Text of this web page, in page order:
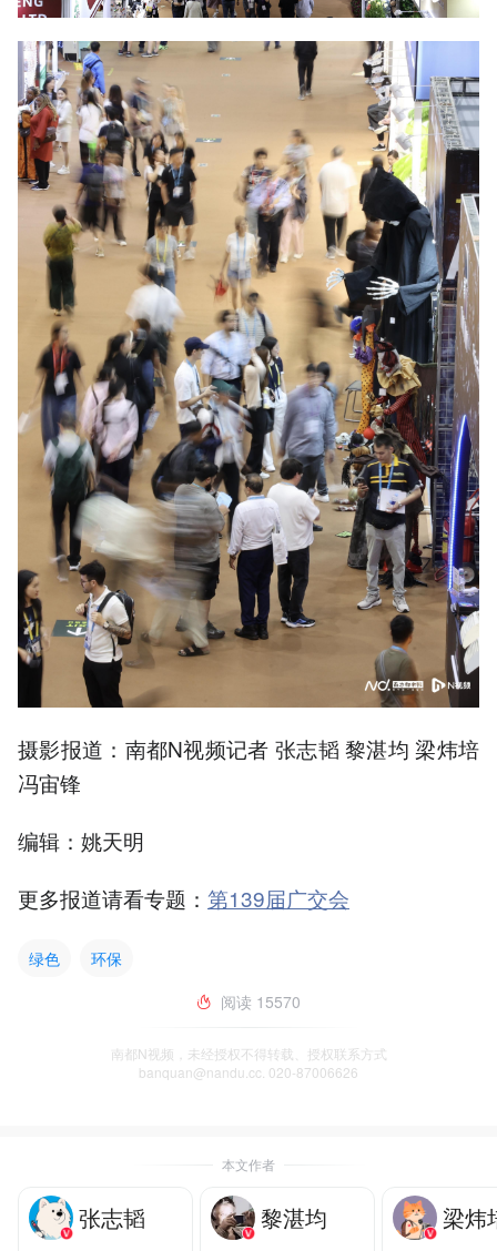
摄影报道：南都N视频记者 张志韬 黎湛均 梁炜培
冯宙锋
编辑：姚天明
更多报道请看专题： 第139届广交会
绿色
环保
阅读 15570
南都N视频，未经授权不得转载、授权联系方式
banquan@nandu.cc. 020-87006626
本文作者
张志韬 黎湛均 梁炜